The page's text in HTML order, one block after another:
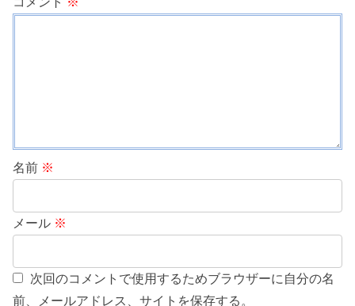
名前 ※
メール ※
次回のコメントで使用するためブラウザーに自分の名
前、メールアドレス、サイトを保存する。